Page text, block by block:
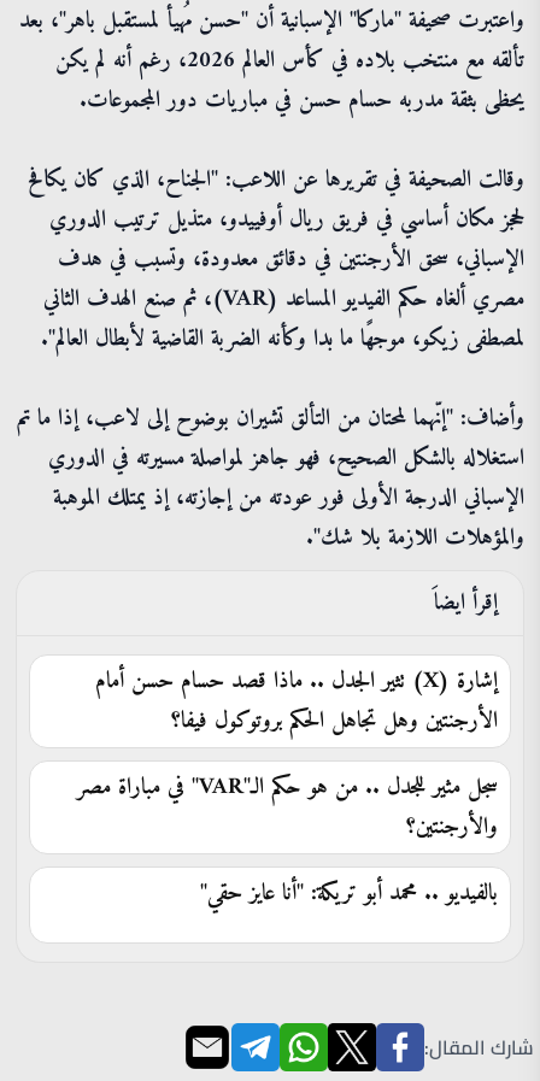
واعتبرت صحيفة "ماركا" الإسبانية أن "حسن مُهيأ لمستقبل باهر"، بعد
تألقه مع منتخب بلاده في كأس العالم 2026، رغم أنه لم يكن
يحظى بثقة مدربه حسام حسن في مباريات دور المجموعات.
وقالت الصحيفة في تقريرها عن اللاعب: "الجناح، الذي كان يكافح
لحجز مكان أساسي في فريق ريال أوفييدو، متذيل ترتيب الدوري
الإسباني، سحق الأرجنتين في دقائق معدودة، وتسبب في هدف
مصري ألغاه حكم الفيديو المساعد (VAR)، ثم صنع الهدف الثاني
لمصطفى زيكو، موجهًا ما بدا وكأنه الضربة القاضية لأبطال العالم".
وأضاف: "إنّهما لمحتان من التألق تشيران بوضوح إلى لاعب، إذا ما تم
استغلاله بالشكل الصحيح، فهو جاهز لمواصلة مسيرته في الدوري
الإسباني الدرجة الأولى فور عودته من إجازته، إذ يمتلك الموهبة
والمؤهلات اللازمة بلا شك".
إقرأ ايضاَ
إشارة (X) تثير الجدل .. ماذا قصد حسام حسن أمام
الأرجنتين وهل تجاهل الحكم بروتوكول فيفا؟
سجل مثير للجدل .. من هو حكم الـ"VAR" في مباراة مصر
والأرجنتين؟
بالفيديو .. محمد أبو تريكة: "أنا عايز حقي"
شارك المقال: